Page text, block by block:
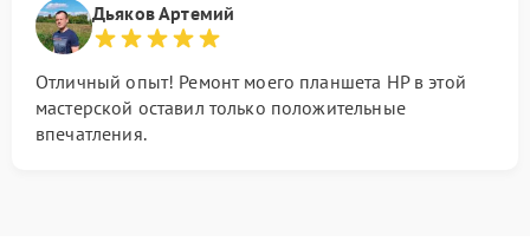
Дьяков Артемий
Отличный опыт! Ремонт моего планшета HP в этой
мастерской оставил только положительные
впечатления.